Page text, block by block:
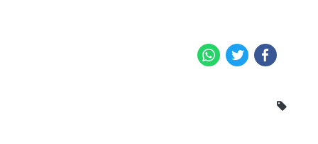
Facebook
Twitter